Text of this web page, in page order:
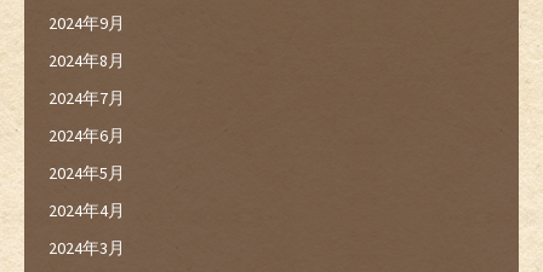
2024年9月
2024年8月
2024年7月
2024年6月
2024年5月
2024年4月
2024年3月